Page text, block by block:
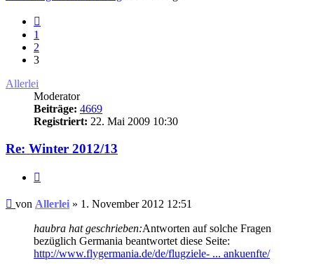
1
2
3
Allerlei
Moderator
Beiträge: 4669
Registriert: 22. Mai 2009 10:30
Re: Winter 2012/13
Ungelesener
von Allerlei » 1. November 2012 12:51
haubra hat geschrieben:Antworten auf solche Fragen
bezüglich Germania beantwortet diese Seite:
http://www.flygermania.de/de/flugziele- ... ankuenfte/